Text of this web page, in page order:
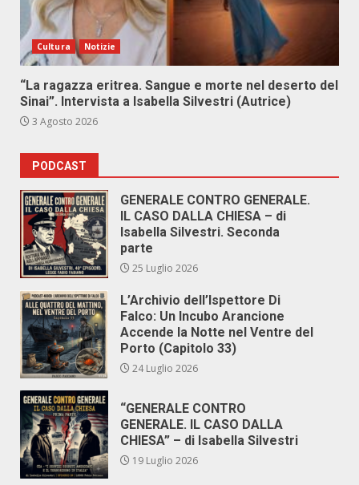
Cultura Notizie
“La ragazza eritrea. Sangue e morte nel deserto del
Sinai”. Intervista a Isabella Silvestri (Autrice)
3 Agosto 2026
PODCAST
GENERALE CONTRO GENERALE.
IL CASO DALLA CHIESA – di
Isabella Silvestri. Seconda
parte
25 Luglio 2026
L’Archivio dell’Ispettore Di
Falco: Un Incubo Arancione
Accende la Notte nel Ventre del
Porto (Capitolo 33)
24 Luglio 2026
“GENERALE CONTRO
GENERALE. IL CASO DALLA
CHIESA” – di Isabella Silvestri
19 Luglio 2026